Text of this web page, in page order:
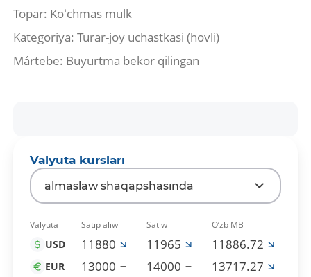
Topar: Koʻchmas mulk
Kategoriya: Turar-joy uchastkasi (hovli)
Mártebe: Buyurtma bekor qilingan
Valyuta kursları
almaslaw shaqapshasında
Valyuta Satıp alıw Satıw O‘zb MB
USD 11880 11965 11886.72
EUR 13000 14000 13717.27